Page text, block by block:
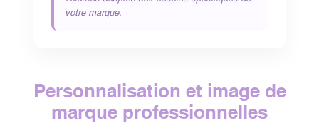
votre marque.
Personnalisation et image de
marque professionnelles